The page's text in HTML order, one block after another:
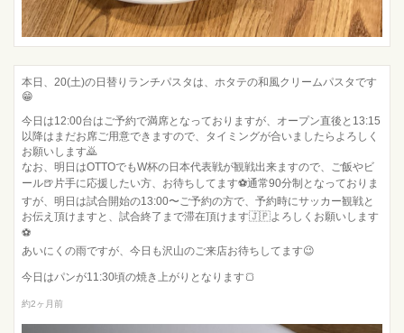
本日、20(土)の日替りランチパスタは、ホタテの和風クリームパスタです
😁
今日は12:00台はご予約で満席となっておりますが、オープン直後と13:15
以降はまだお席ご用意できますので、タイミングが合いましたらよろしく
お願いします🙇
なお、明日はOTTOでもW杯の日本代表戦が観戦出来ますので、ご飯やビ
ール🍺片手に応援したい方、お待ちしてます⚽️通常90分制となっておりま
すが、明日は試合開始の13:00〜ご予約の方で、予約時にサッカー観戦と
お伝え頂けますと、試合終了まで滞在頂けます🇯🇵よろしくお願いします
⚽️
あいにくの雨ですが、今日も沢山のご来店お待ちしてます😉
今日はパンが11:30頃の焼き上がりとなります🍞
約2ヶ月前